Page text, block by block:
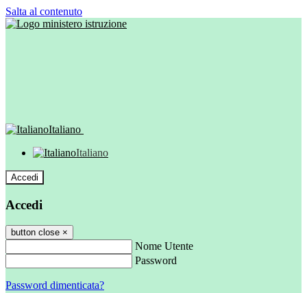
Salta al contenuto
Italiano
Italiano
Accedi
Accedi
button close ×
Nome Utente
Password
Password dimenticata?